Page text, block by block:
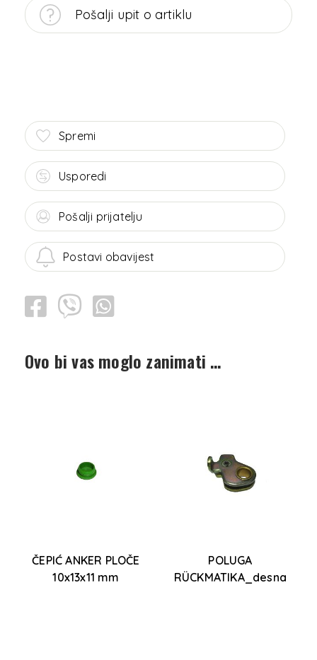
Pošalji upit o artiklu
Spremi
Usporedi
Pošalji prijatelju
Postavi obavijest
Ovo bi vas moglo zanimati …
ČEPIĆ ANKER PLOČE
10x13x11 mm
POLUGA
RÜCKMATIKA_desna